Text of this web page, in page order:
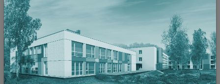
organizm. Najlepszym wyborem są węglowodany złożone, które
uwalniają energię stopniowo, w przeciwieństwie do prostych
cukrów. Glukoza, jako główne paliwo mózgu, jest niezbędna do
jego prawidłowego funkcjonowania. Organizm potrafi pozyskiwać
ją z węglowodanów złożonych. Produkty bogate w cukry proste,
jak słodycze, dostarczają pustych kalorii bez wartości
odżywczych, przyczyniając się do nadwagi i problemów
metabolicznych. Rozważne podejście do wyboru węglowodanów